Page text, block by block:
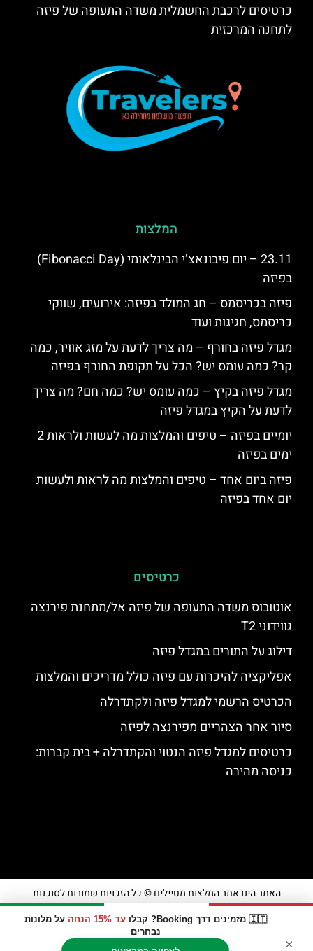
🇮🇹 מזמינים דרך Booking? קבלו עד 15% הנחה
על מלונות
נבחרים
×
כרטיסים לרכבת החשמלית משדה התעופה של פיזה
לתחנה המרכזית
המלצות
23.11 – יום פיבונאצ’י הבינלאומי (Fibonacci Day)
בפיזה
פיזה בכריסמס – חג המולד בפיזה: אירועים, שווקי
כריסמס, חגיגות ועוד
מגדל פיזה בחורף – מה צריך לדעת על מזג אוויר, כמה
קר? כמה עומס יש? הכל על תקופת החורף בפיזה
מגדל פיזה בקיץ – כמה עומס יש? כמה חם? מה צריך
לדעת על הקיץ במגדל פיזה
יומיים בפיזה – טיפים והמלצות מה לעשות ולראות 2
ימים בפיזה
פיזה ביום אחד – טיפים והמלצות מה לראות ולעשות
יום אחד בפיזה
כרטיסים
אוטובוס משדה התעופה של פיזה אל/מתחנת פירנצה
גווידוני T2
דילוג על התורים במגדל פיזה
אפליקציה להיכרות עם פיזה כולל מדריכים והמלצות
הכרטיס הרשמי למגדל פיזה ולקתדרלה
סיור אחר הצהריים מפירנצה לפיזה
כרטיסים למגדל פיזה הנטוי והקתדרלה + בית קברות:
כניסה מהירה
האתר הינו אתר המלצות מטיילים © כל הזכויות שמורות לסוכנות
מדיניות פרטיות